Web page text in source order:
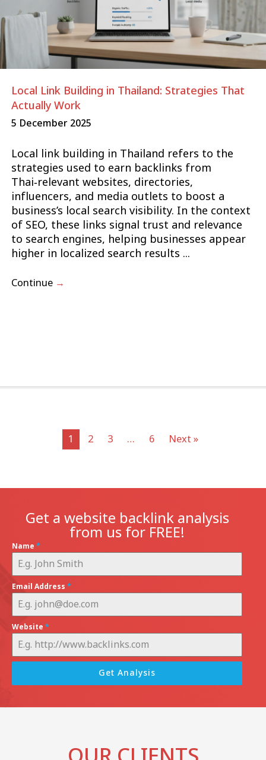
Local Link Building in Thailand: Strategies That
Actually Work
5 December 2025
Local link building in Thailand refers to the
strategies used to earn backlinks from
Thai‑relevant websites, directories,
influencers, and media outlets to boost a
business’s local search visibility. In the context
of SEO, these links signal trust and relevance
to search engines, helping businesses appear
higher in localized search results ...
Continue →
1 2 3 … 6 Next »
Get a website backlink analysis
from us for FREE!
Name *
Email Address *
Website *
Get Analysis